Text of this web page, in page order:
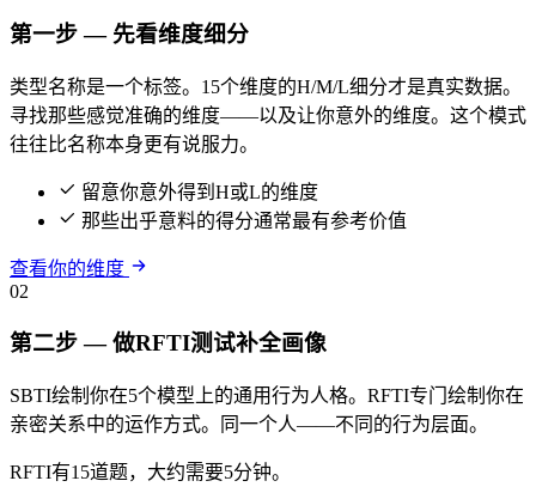
第一步 — 先看维度细分
类型名称是一个标签。15个维度的H/M/L细分才是真实数据。
寻找那些感觉准确的维度——以及让你意外的维度。这个模式
往往比名称本身更有说服力。
留意你意外得到H或L的维度
那些出乎意料的得分通常最有参考价值
查看你的维度
02
第二步 — 做RFTI测试补全画像
SBTI绘制你在5个模型上的通用行为人格。RFTI专门绘制你在
亲密关系中的运作方式。同一个人——不同的行为层面。
RFTI有15道题，大约需要5分钟。